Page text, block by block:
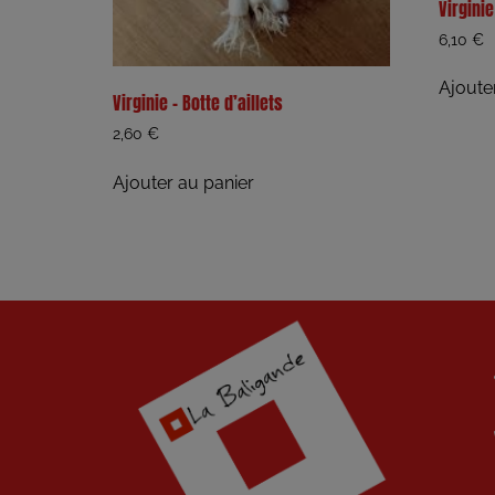
Virginie – Botte d’aillets
2,60 €
Ajouter au panier
6,10 €